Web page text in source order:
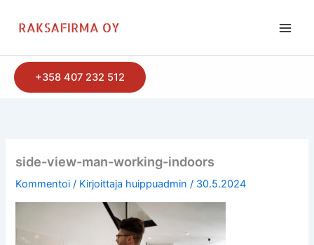
sisältöön
+358 407 232 512
side-view-man-working-indoors
Kommentoi / Kirjoittaja huippuadmin/ 30.5.2024